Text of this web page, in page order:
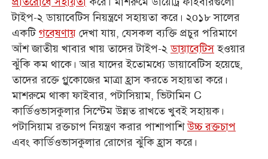
টাইপ-২ ডায়াবেটিস নিয়ন্ত্রণে সহায়তা করে। ২o১৮ সালের
একটিগবেষণায় দেখা যায়, যেসকল ব্যক্তি প্রচুর পরিমাণে
আঁশ জাতীয় খাবার খায় তাদের টাইপ-২ডায়াবেটিসহওয়ার
ঝুঁকি কম থাকে। আর যাদের ইতোমধ্যে ডায়াবেটিস হয়েছে,
তাদের রক্তে গ্লুকোজের মাত্রা হ্রাস করতে সহায়তা করে।
মাশরুমে থাকা ফাইবার, পটাসিয়াম, ভিটামিন C
কার্ডিওভাসকুলার সিস্টেম উন্নত রাখতে খুবই সহায়ক।
পটাসিয়াম রক্তচাপ নিয়ন্ত্রণ করার পাশাপাশিউচ্চ রক্তচাপ
এবং কার্ডিওভাসকুলার রোগের ঝুঁকি হ্রাস করে।